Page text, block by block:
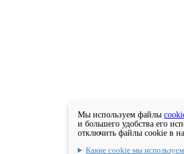
Мы используем файлы
и большего удобства его
отключить файлы cookie в
Какие cookie мы используем